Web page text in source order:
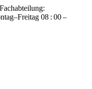
08 : 00 –